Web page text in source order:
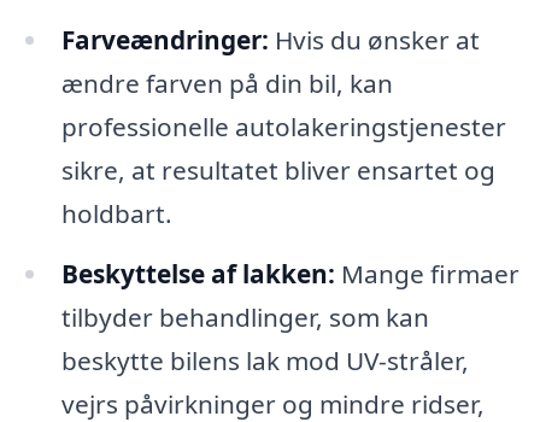
Farveændringer: Hvis du ønsker at
ændre farven på din bil, kan
professionelle autolakeringstjenester
sikre, at resultatet bliver ensartet og
holdbart.
Beskyttelse af lakken: Mange firmaer
tilbyder behandlinger, som kan
beskytte bilens lak mod UV-stråler,
vejrs påvirkninger og mindre ridser,